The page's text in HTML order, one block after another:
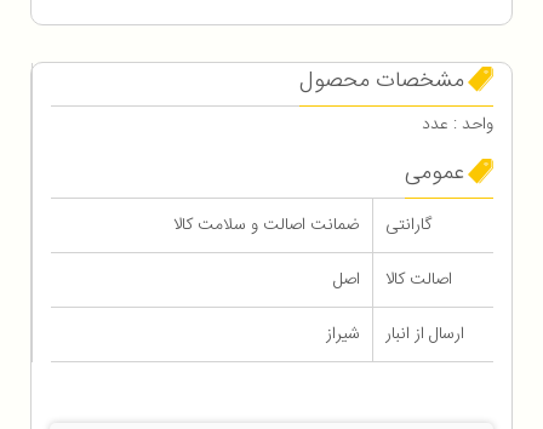
مشخصات محصول
واحد : عدد
عمومی
گارانتی
ضمانت اصالت و سلامت کالا
اصالت کالا
اصل
ارسال از انبار
شیراز